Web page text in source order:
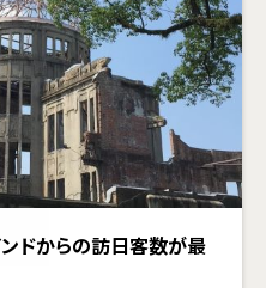
ンドからの訪日客数が最